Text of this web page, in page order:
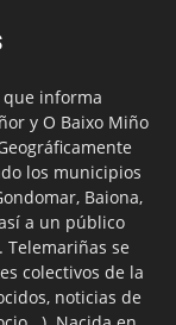
informa
y O Baixo Miño
los municipios
Baiona,
a un público
Telemariñas se
colectivos de la
noticias de